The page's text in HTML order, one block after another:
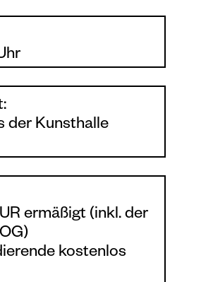
der Kunsthalle
ermäßigt (inkl. der
kostenlos